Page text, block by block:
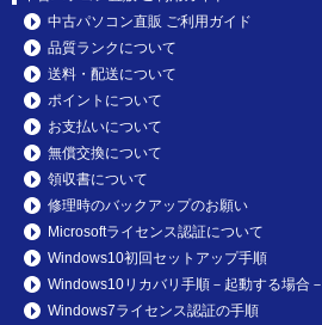
中古パソコン直販 ご利用ガイド
品質ランクについて
送料・配送について
ポイントについて
お支払いについて
無償交換について
領収書について
修理時のバックアップのお願い
Microsoftライセンス認証について
Windows10初回セットアップ手順
Windows10リカバリ手順－起動する場合－
Windows7ライセンス認証の手順